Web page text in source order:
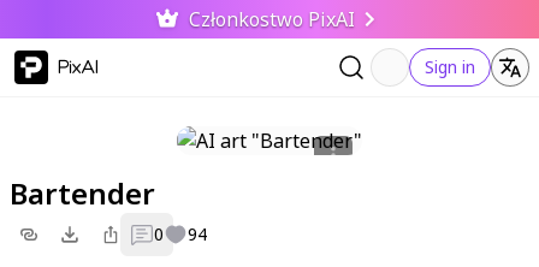
Członkostwo PixAI
PixAI Sign in
Bartender
0 94